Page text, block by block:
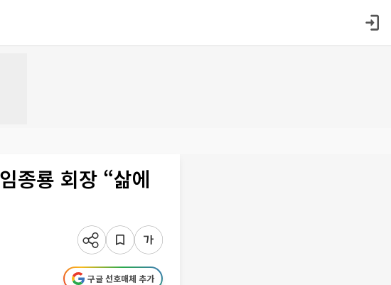
종룡 회장 “삶에
구글 선호매체 추가